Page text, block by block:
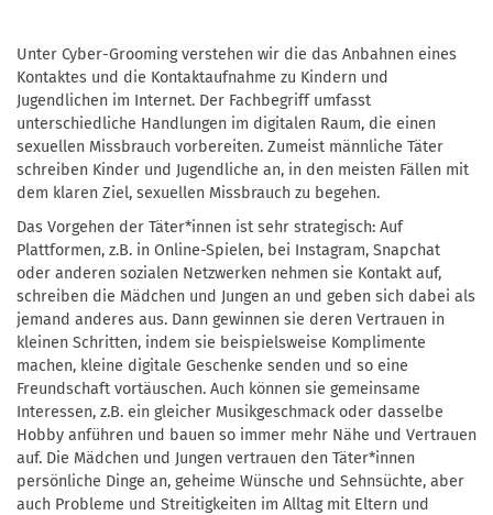
Unter Cyber-Grooming verstehen wir die das Anbahnen eines
Kontaktes und die Kontaktaufnahme zu Kindern und
Jugendlichen im Internet. Der Fachbegriff umfasst
unterschiedliche Handlungen im digitalen Raum, die einen
sexuellen Missbrauch vorbereiten. Zumeist männliche Täter
schreiben Kinder und Jugendliche an, in den meisten Fällen mit
dem klaren Ziel, sexuellen Missbrauch zu begehen.
Das Vorgehen der Täter*innen ist sehr strategisch: Auf
Plattformen, z.B. in Online-Spielen, bei Instagram, Snapchat
oder anderen sozialen Netzwerken nehmen sie Kontakt auf,
schreiben die Mädchen und Jungen an und geben sich dabei als
jemand anderes aus. Dann gewinnen sie deren Vertrauen in
kleinen Schritten, indem sie beispielsweise Komplimente
machen, kleine digitale Geschenke senden und so eine
Freundschaft vortäuschen. Auch können sie gemeinsame
Interessen, z.B. ein gleicher Musikgeschmack oder dasselbe
Hobby anführen und bauen so immer mehr Nähe und Vertrauen
auf. Die Mädchen und Jungen vertrauen den Täter*innen
persönliche Dinge an, geheime Wünsche und Sehnsüchte, aber
auch Probleme und Streitigkeiten im Alltag mit Eltern und